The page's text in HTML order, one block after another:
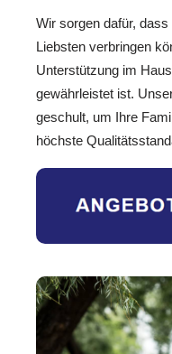
Wir sorgen dafür,
Liebsten verbringen
Unterstützung im
gewährleistet ist.
geschult, um Ihre
höchste